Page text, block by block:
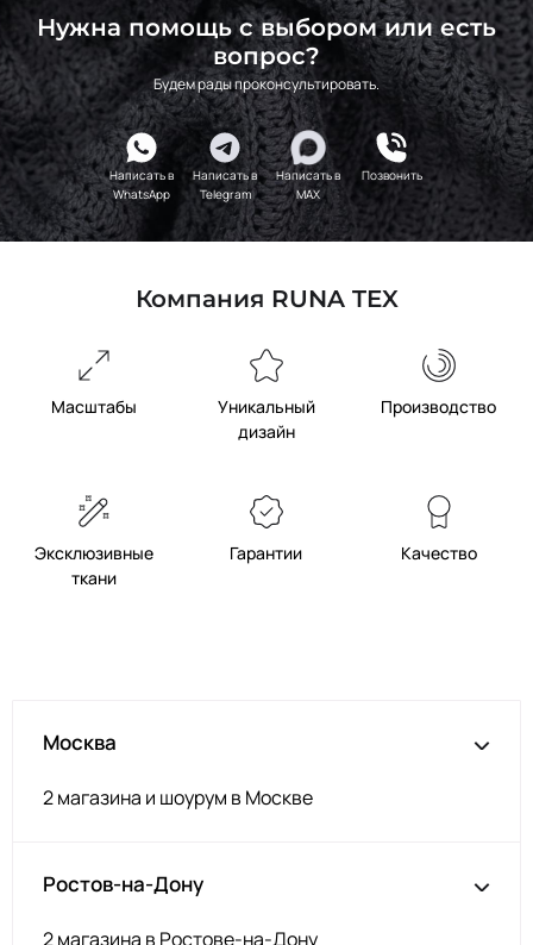
графит
НШ758
Нужна помощь с выбором или есть
вопрос?
Будем рады проконсультировать.
Написать в
WhatsApp
Написать в
Telegram
Написать в
MAX
Позвонить
Компания RUNA TEX
Масштабы
Уникальный
дизайн
Производство
Эксклюзивные
ткани
Гарантии Качество
Москва
2 магазина и шоурум в Москве
Ростов-на-Дону
2 магазина в Ростове-на-Дону